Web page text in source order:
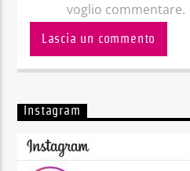
voglio commentare.
Instagram